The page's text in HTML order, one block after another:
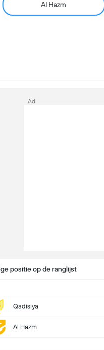
Al Hazm
positie op de ranglijst
Qadisiya
Al Hazm
Ad